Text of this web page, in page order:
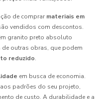
de comprar materiais em
vendidos com descontos.
granito preto absoluto
outras obras, que podem
reduzido.
em busca de economia.
padrões do seu projeto,
de custo. A durabilidade e a